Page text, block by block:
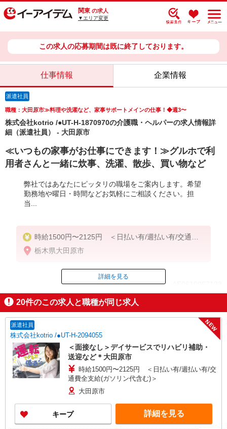
関東 の求人
▼エリア変更
この求人の応募期間は既に終了しております。
仕事情報 企業情報
派遣社員
職種：大田原市≫料理や洗濯など、家事サポートメインの仕事！◆週3〜
株式会社kotrio /●UT-H-1870970の介護職・ヘルパーの求人情報詳
細（派遣社員） - 大田原市
≪いつもの家事がお仕事にできます！≫グルホで利
用者さんと一緒に炊事、洗濯、散歩、買い物など
弊社ではあなたにピッタリの職場をご案内します。希望
勤務地や曜日・時間などお気軽にご相談ください。担
当...
時給1500円〜2125円 ＜日払い有/週払い有/交通費
全支給(ガソリン代含む)＞
栃木県大田原市
ID：AE0610057123
掲載期間終了
詳細を見る
20件のこの求人と職種が同じ求人
派遣社員
株式会社kotrio /●UT-H-2094055
NEW
＜面接なし＞デイサービスでリハビリ補助・
送迎など＊大田原市
時給1500円〜2125円 ＜日払い有/週払い有/交
通費全支給(ガソリン代含む)＞
大田原市
キープ 詳細を見る